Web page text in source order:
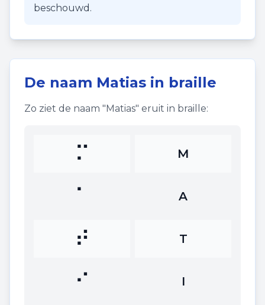
beschouwd.
De naam Matias in braille
Zo ziet de naam "Matias" eruit in braille:
⠍ M
⠁ A
⠞ T
⠊ I